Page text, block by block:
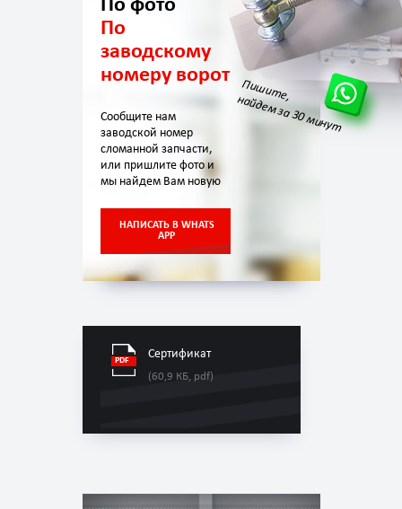
По фото
По
заводскому
номеру ворот
Сообщите нам
заводской номер
сломанной запчасти,
или пришлите фото и
мы найдем Вам новую
НАПИСАТЬ В WHATS
APP
Пишите,
найдем за 30 минут
Сертификат
(60,9 КБ, pdf)